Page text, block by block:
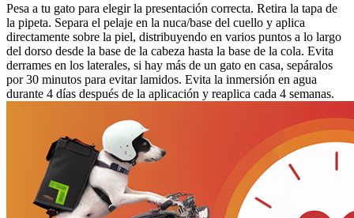
Pesa a tu gato para elegir la presentación correcta. Retira la tapa de
la pipeta. Separa el pelaje en la nuca/base del cuello y aplica
directamente sobre la piel, distribuyendo en varios puntos a lo largo
del dorso desde la base de la cabeza hasta la base de la cola. Evita
derrames en los laterales, si hay más de un gato en casa, sepáralos
por 30 minutos para evitar lamidos. Evita la inmersión en agua
durante 4 días después de la aplicación y reaplica cada 4 semanas.